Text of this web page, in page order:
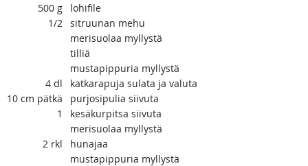
500 g
lohifile
1/2 sitruunan mehu
merisuolaa myllystä
tilliä
mustapippuria myllystä
4 dl
katkarapuja sulata ja valuta
10 cm pätkä
purjosipulia siivuta
1
kesäkurpitsa siivuta
merisuolaa myllystä
2 rkl
hunajaa
mustapippuria myllystä